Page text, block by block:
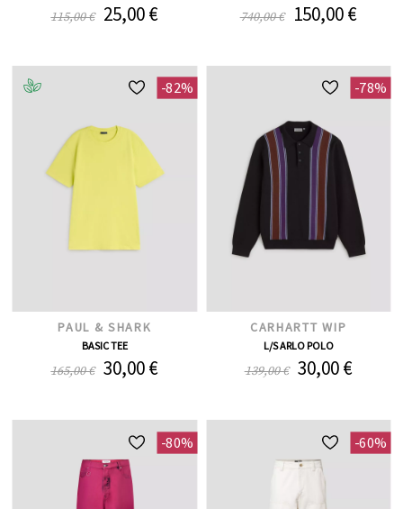
115,00 € 25,00 € 740,00 € 150,00 €
-82%
PAUL & SHARK
BASIC TEE
165,00 € 30,00 €
-78%
CARHARTT WIP
L/S ARLO POLO
139,00 € 30,00 €
-80% -60%